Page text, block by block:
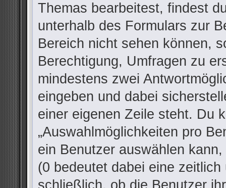
Themas bearbeitest, findest
unterhalb des Formulars zur
Bereich nicht sehen können,
Berechtigung, Umfragen zu
mindestens zwei
eingeben und dabei
einer eigenen Zeile steht. Du
„Auswahlmöglichkeiten pro
ein Benutzer auswählen
(0 bedeutet dabei eine
schließlich, ob die Benutzer